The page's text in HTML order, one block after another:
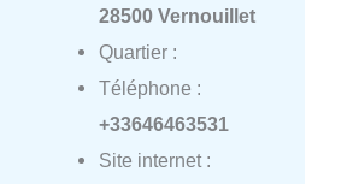
28500 Vernouillet
Quartier :
Téléphone :
+33646463531
Site internet :